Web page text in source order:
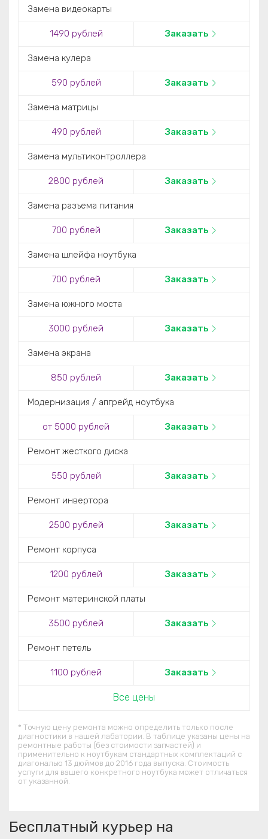
Замена видеокарты
1490 рублей Заказать
Замена кулера
590 рублей Заказать
Замена матрицы
490 рублей Заказать
Замена мультиконтроллера
2800 рублей Заказать
Замена разъема питания
700 рублей Заказать
Замена шлейфа ноутбука
700 рублей Заказать
Замена южного моста
3000 рублей Заказать
Замена экрана
850 рублей Заказать
Модернизация / апгрейд ноутбука
от 5000 рублей Заказать
Ремонт жесткого диска
550 рублей Заказать
Ремонт инвертора
2500 рублей Заказать
Ремонт корпуса
1200 рублей Заказать
Ремонт материнской платы
3500 рублей Заказать
Ремонт петель
1100 рублей Заказать
Все цены
* Точную цену ремонта можно определить только после
диагностики в нашей лабатории. В таблице указаны цены на
ремонтные работы (без стоимости запчастей) и
применительно к ноутбукам стандартных комплектаций c
диагональю 13 дюймов до 2016 года выпуска. Стоимость
услуги для вашего конкретного ноутбука может отличаться
от указанной.
Бесплатный курьер на